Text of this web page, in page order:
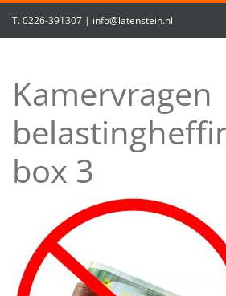
T.0226-391307 | info@latenstein.nl
Kamervragen
box 3